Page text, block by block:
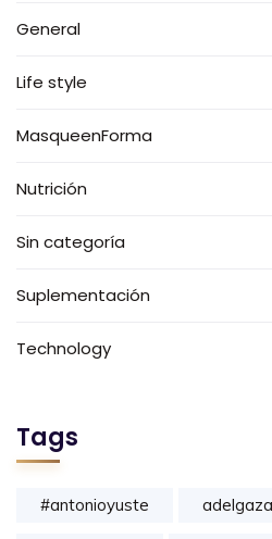
General
Life style
MasqueenForma
Nutrición
Sin categoría
Suplementación
Technology
Tags
#antonioyuste